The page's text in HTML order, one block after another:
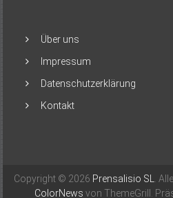
Über uns
Impressum
Datenschutzerklärung
Kontakt
Copyright © 2026 Prensalisio SL
.
ColorNews von ThemeGrill.